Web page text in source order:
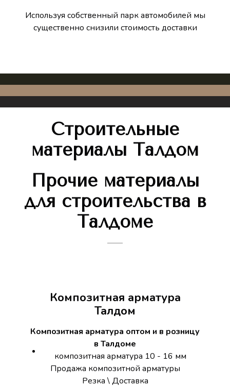
Используя собственный парк автомобилей мы
существенно снизили стоимость доставки
Строительные
материалы Талдом
Прочие материалы
для строительства в
Талдоме
Композитная арматура
Талдом
Композитная арматура оптом и в розницу
в Талдоме
композитная арматура 10 - 16 мм
Продажа композитной арматуры
Резка \ Доставка